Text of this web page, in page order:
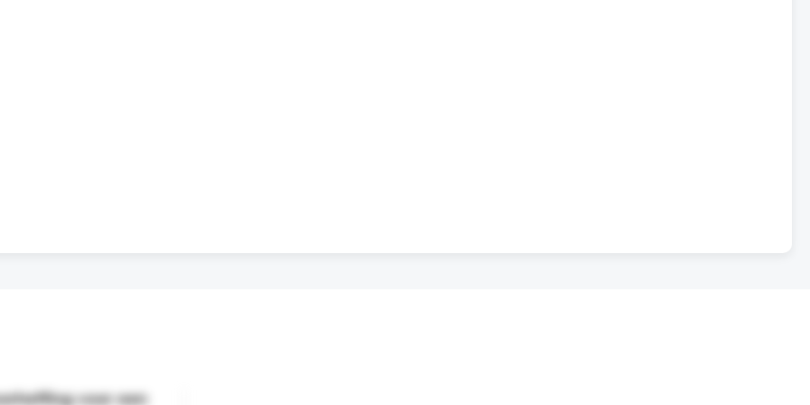
voor een